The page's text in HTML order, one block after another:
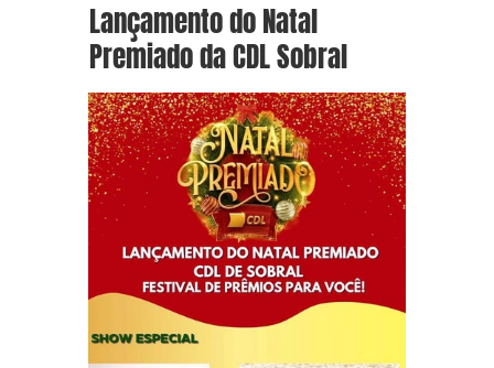
Lançamento do Natal
Premiado da CDL Sobral